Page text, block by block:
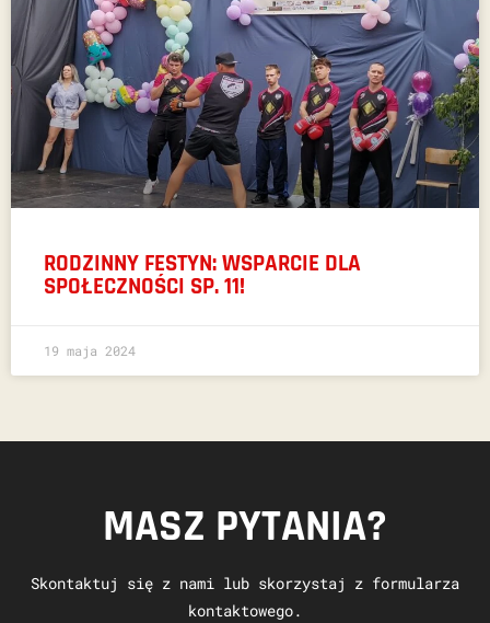
RODZINNY FESTYN: WSPARCIE DLA
SPOŁECZNOŚCI SP. 11!
19 maja 2024
MASZ PYTANIA?
Skontaktuj się z nami lub skorzystaj z formularza
kontaktowego.